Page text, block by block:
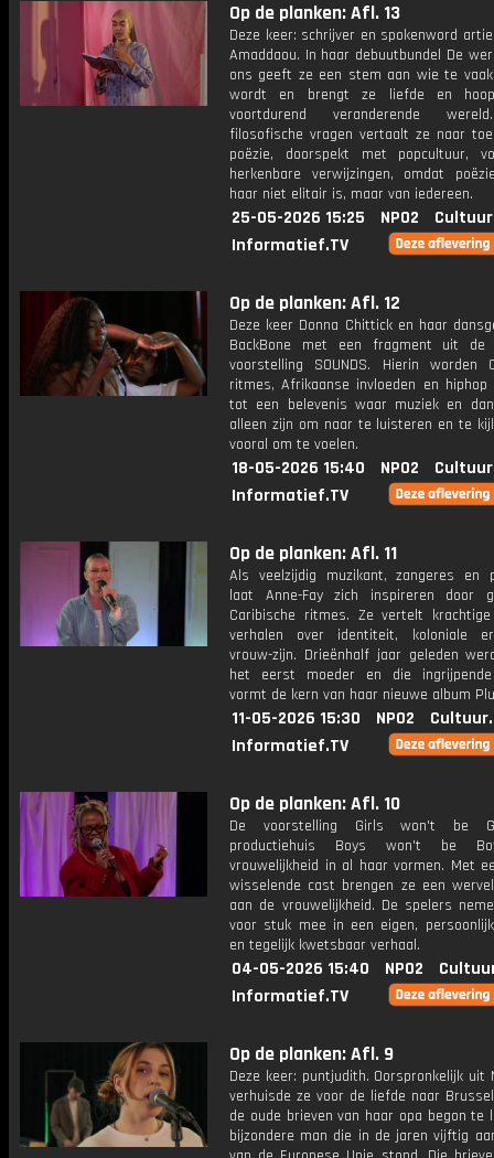
Op de planken: Afl. 13
Deze keer: schrijver en spokenword
Amaddaou. In haar debuutbundel De
ons geeft ze een stem aan wie te
wordt en brengt ze liefde en
voortdurend veranderende
filosofische vragen vertaalt ze naar
poëzie, doorspekt met popcultuur,
herkenbare verwijzingen, omdat
haar niet elitair is, maar van iedereen.
25-05-2026 15:25 NPO2
Informatief.TV
Op de planken: Afl. 12
Deze keer Donna Chittick en haar
BackBone met een fragment uit de
voorstelling SOUNDS. Hierin worden
ritmes, Afrikaanse invloeden en hiphop
tot een belevenis waar muziek en
alleen zijn om naar te luisteren en te
vooral om te voelen.
18-05-2026 15:40 NPO2
Informatief.TV
Op de planken: Afl. 11
Als veelzijdig muzikant, zangeres en
laat Anne-Fay zich inspireren door
Caribische ritmes. Ze vertelt krachtige
verhalen over identiteit, koloniale
vrouw-zijn. Drieënhalf jaar geleden
het eerst moeder en die
vormt de kern van haar nieuwe album
11-05-2026 15:30 NPO2
Informatief.TV
Op de planken: Afl. 10
De voorstelling Girls won't be
productiehuis Boys won't be
vrouwelijkheid in al haar vormen. Met
wisselende cast brengen ze een
aan de vrouwelijkheid. De spelers
voor stuk mee in een eigen,
en tegelijk kwetsbaar verhaal.
04-05-2026 15:40 NPO2
Informatief.TV
Op de planken: Afl. 9
Deze keer: puntjudith. Oorspronkelijk uit
verhuisde ze voor de liefde naar
de oude brieven van haar opa begon te
bijzondere man die in de jaren vijftig